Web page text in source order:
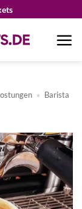
» Barista